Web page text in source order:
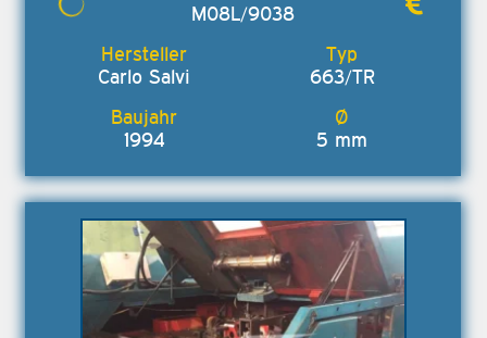
M08L/9038
Carlo Salvi 663/TR
1994 5 mm